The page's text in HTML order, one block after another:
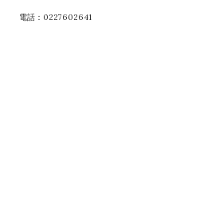
電話：0227602641